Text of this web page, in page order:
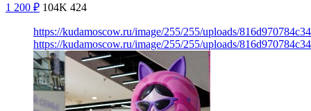
1 200 ₽ 104K 424
https://kudamoscow.ru/image/255/255/uploads/
https://kudamoscow.ru/image/255/255/uploads/